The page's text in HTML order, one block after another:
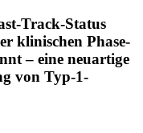
Track-Status
klinischen Phase-
– eine neuartige
von Typ-1-